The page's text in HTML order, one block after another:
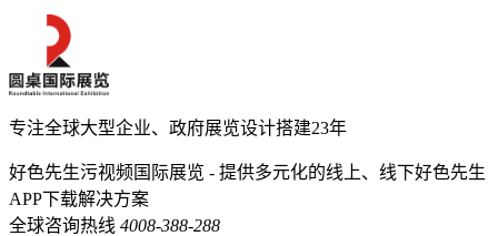
专注全球大型企业、政府展览设计搭建23年
好色先生污视频国际展览 - 提供多元化的线上、线下好色先生
APP下载解决方案
全球咨询热线 4008-388-288